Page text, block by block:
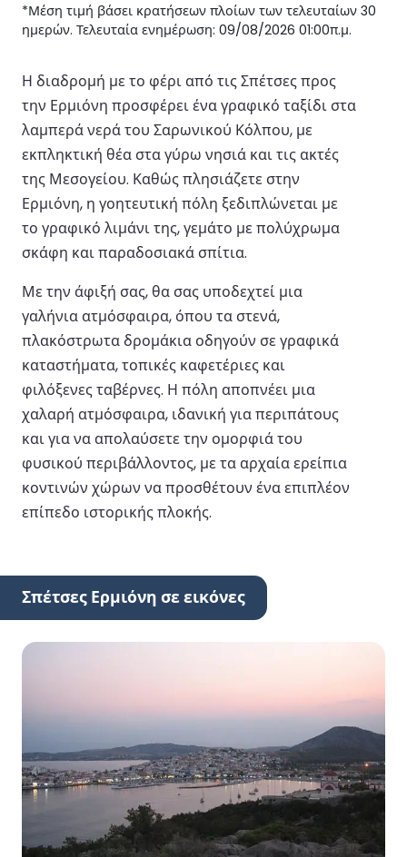
*Μέση τιμή βάσει κρατήσεων πλοίων των τελευταίων 30
ημερών. Τελευταία ενημέρωση: 09/08/2026 01:00π.μ.
Η διαδρομή με το φέρι από τις Σπέτσες προς
την Ερμιόνη προσφέρει ένα γραφικό ταξίδι στα
λαμπερά νερά του Σαρωνικού Κόλπου, με
εκπληκτική θέα στα γύρω νησιά και τις ακτές
της Μεσογείου. Καθώς πλησιάζετε στην
Ερμιόνη, η γοητευτική πόλη ξεδιπλώνεται με
το γραφικό λιμάνι της, γεμάτο με πολύχρωμα
σκάφη και παραδοσιακά σπίτια.
Με την άφιξή σας, θα σας υποδεχτεί μια
γαλήνια ατμόσφαιρα, όπου τα στενά,
πλακόστρωτα δρομάκια οδηγούν σε γραφικά
καταστήματα, τοπικές καφετέριες και
φιλόξενες ταβέρνες. Η πόλη αποπνέει μια
χαλαρή ατμόσφαιρα, ιδανική για περιπάτους
και για να απολαύσετε την ομορφιά του
φυσικού περιβάλλοντος, με τα αρχαία ερείπια
κοντινών χώρων να προσθέτουν ένα επιπλέον
επίπεδο ιστορικής πλοκής.
Σπέτσες Ερμιόνη σε εικόνες